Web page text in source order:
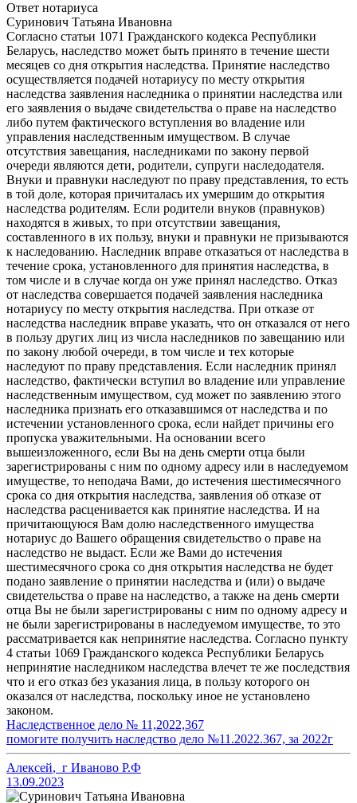
Ответ нотариуса
Суринович Татьяна Ивановна
Согласно статьи 1071 Гражданского кодекса Республики
Беларусь, наследство может быть принято в течение шести
месяцев со дня открытия наследства. Принятие наследство
осуществляется подачей нотариусу по месту открытия
наследства заявления наследника о принятии наследства или
его заявления о выдаче свидетельства о праве на наследство
либо путем фактического вступления во владение или
управления наследственным имуществом. В случае
отсутствия завещания, наследниками по закону первой
очереди являются дети, родители, супруги наследодателя.
Внуки и правнуки наследуют по праву представления, то есть
в той доле, которая причиталась их умершим до открытия
наследства родителям. Если родители внуков (правнуков)
находятся в живых, то при отсутствии завещания,
составленного в их пользу, внуки и правнуки не призываются
к наследованию. Наследник вправе отказаться от наследства в
течение срока, установленного для принятия наследства, в
том числе и в случае когда он уже принял наследство. Отказ
от наследства совершается подачей заявления наследника
нотариусу по месту открытия наследства. При отказе от
наследства наследник вправе указать, что он отказался от него
в пользу других лиц из числа наследников по завещанию или
по закону любой очереди, в том числе и тех которые
наследуют по праву представления. Если наследник принял
наследство, фактически вступил во владение или управление
наследственным имуществом, суд может по заявлению этого
наследника признать его отказавшимся от наследства и по
истечении установленного срока, если найдет причины его
пропуска уважительными. На основании всего
вышеизложенного, если Вы на день смерти отца были
зарегистрированы с ним по одному адресу или в наследуемом
имуществе, то неподача Вами, до истечения шестимесячного
срока со дня открытия наследства, заявления об отказе от
наследства расценивается как принятие наследства. И на
причитающуюся Вам долю наследственного имущества
нотариус до Вашего обращения свидетельство о праве на
наследство не выдаст. Если же Вами до истечения
шестимесячного срока со дня открытия наследства не будет
подано заявление о принятии наследства и (или) о выдаче
свидетельства о праве на наследство, а также на день смерти
отца Вы не были зарегистрированы с ним по одному адресу и
не были зарегистрированы в наследуемом имуществе, то это
рассматривается как непринятие наследства. Согласно пункту
4 статьи 1069 Гражданского кодекса Республики Беларусь
непринятие наследником наследства влечет те же последствия
что и его отказ без указания лица, в пользу которого он
оказался от наследства, поскольку иное не установлено
законом.
Наследственное дело № 11,2022,367
помогите получить наследство дело №11.2022.367, за 2022г
Алексей, г Иваново Р.Ф
13.09.2023